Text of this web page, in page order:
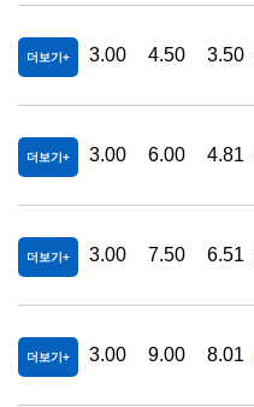
더보기 3.00 4.50 3.50
더보기 3.00 6.00 4.81
더보기 3.00 7.50 6.51
더보기 3.00 9.00 8.01